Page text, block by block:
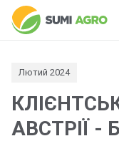
Лютий 2024
АВСТРІЇ -